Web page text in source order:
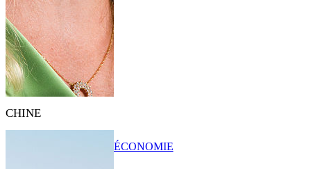
CHINE
ÉCONOMIE